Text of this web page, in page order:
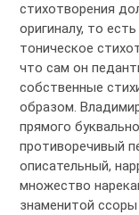
стихотворения
оригиналу, то
тоническое
что сам он
собственные
образом.
прямого
противоречивый
описательный,
множество
знаменитой